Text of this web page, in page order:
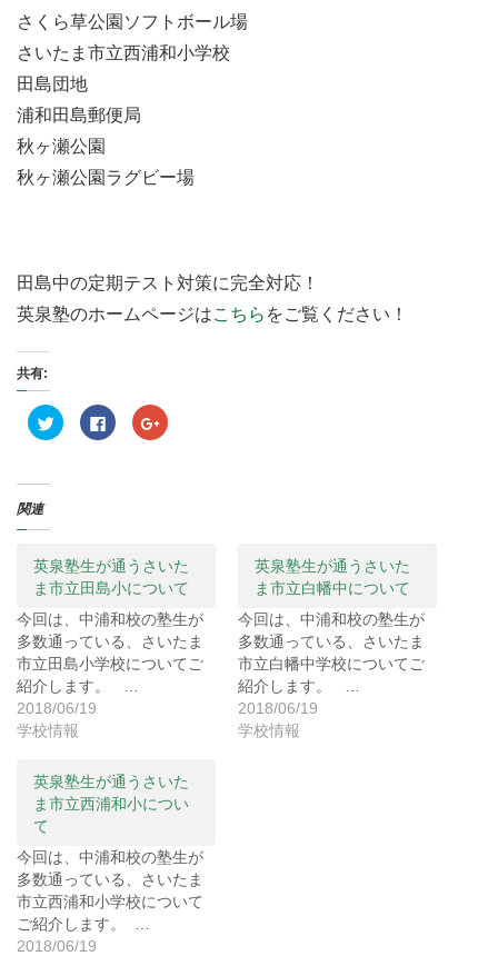
さくら草公園ソフトボール場
さいたま市立西浦和小学校
田島団地
浦和田島郵便局
秋ヶ瀬公園
秋ヶ瀬公園ラグビー場
田島中の定期テスト対策に完全対応！
英泉塾のホームページはこちら をご覧ください！
共有:
ク
リ
e
r
で
有
(
新
し
い
ウ
ィ
ン
ド
ウ
き
ま
す
F
a
す
る
に
ク
リ
ッ
ク
し
し
い
ウ
ド
ウ
で
開
き
ま
す
ク
リ
e
+
で
有
(
新
し
い
き
ま
す
関連
英泉塾生が通うさいた
ま市立田島小について
今回は、中浦和校の塾生が
多数通っている、さいたま
市立田島小学校についてご
紹介します。 …
2018/06/19
学校情報
英泉塾生が通うさいた
ま市立白幡中について
今回は、中浦和校の塾生が
多数通っている、さいたま
市立白幡中学校についてご
紹介します。 …
2018/06/19
学校情報
英泉塾生が通うさいた
ま市立西浦和小につい
て
今回は、中浦和校の塾生が
多数通っている、さいたま
市立西浦和小学校について
ご紹介します。 …
2018/06/19